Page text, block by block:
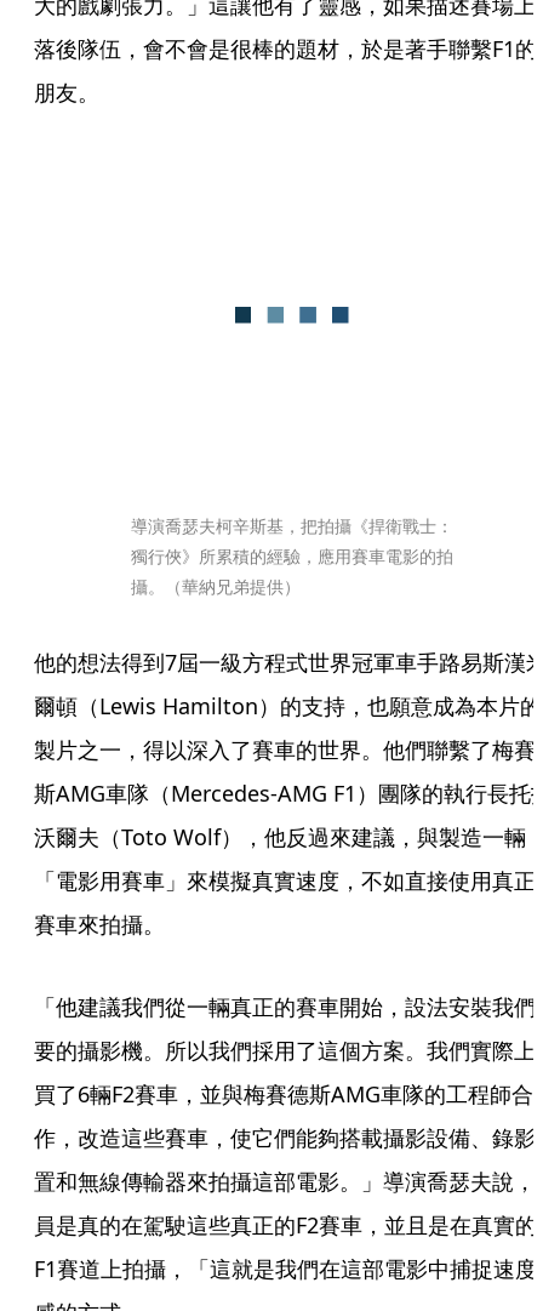
落後隊伍，會不會是很棒的題材，於是著手聯繫F1的
朋友。
導演喬瑟夫柯辛斯基，把拍攝《捍衛戰士：
獨行俠》所累積的經驗，應用賽車電影的拍
攝。（華納兄弟提供）
他的想法得到7屆一級方程式世界冠軍車手路易斯漢
爾頓（Lewis Hamilton）的支持，也願意成為本片的
製片之一，得以深入了賽車的世界。他們聯繫了梅賽
斯AMG車隊（Mercedes-AMG F1）團隊的執行長托
沃爾夫（Toto Wolf），他反過來建議，與製造一輛
「電影用賽車」來模擬真實速度，不如直接使用真正
賽車來拍攝。
「他建議我們從一輛真正的賽車開始，設法安裝我們
要的攝影機。所以我們採用了這個方案。我們實際上
買了6輛F2賽車，並與梅賽德斯AMG車隊的工程師合
作，改造這些賽車，使它們能夠搭載攝影設備、錄影
置和無線傳輸器來拍攝這部電影。」導演喬瑟夫說，
員是真的在駕駛這些真正的F2賽車，並且是在真實的
F1賽道上拍攝，「這就是我們在這部電影中捕捉速度